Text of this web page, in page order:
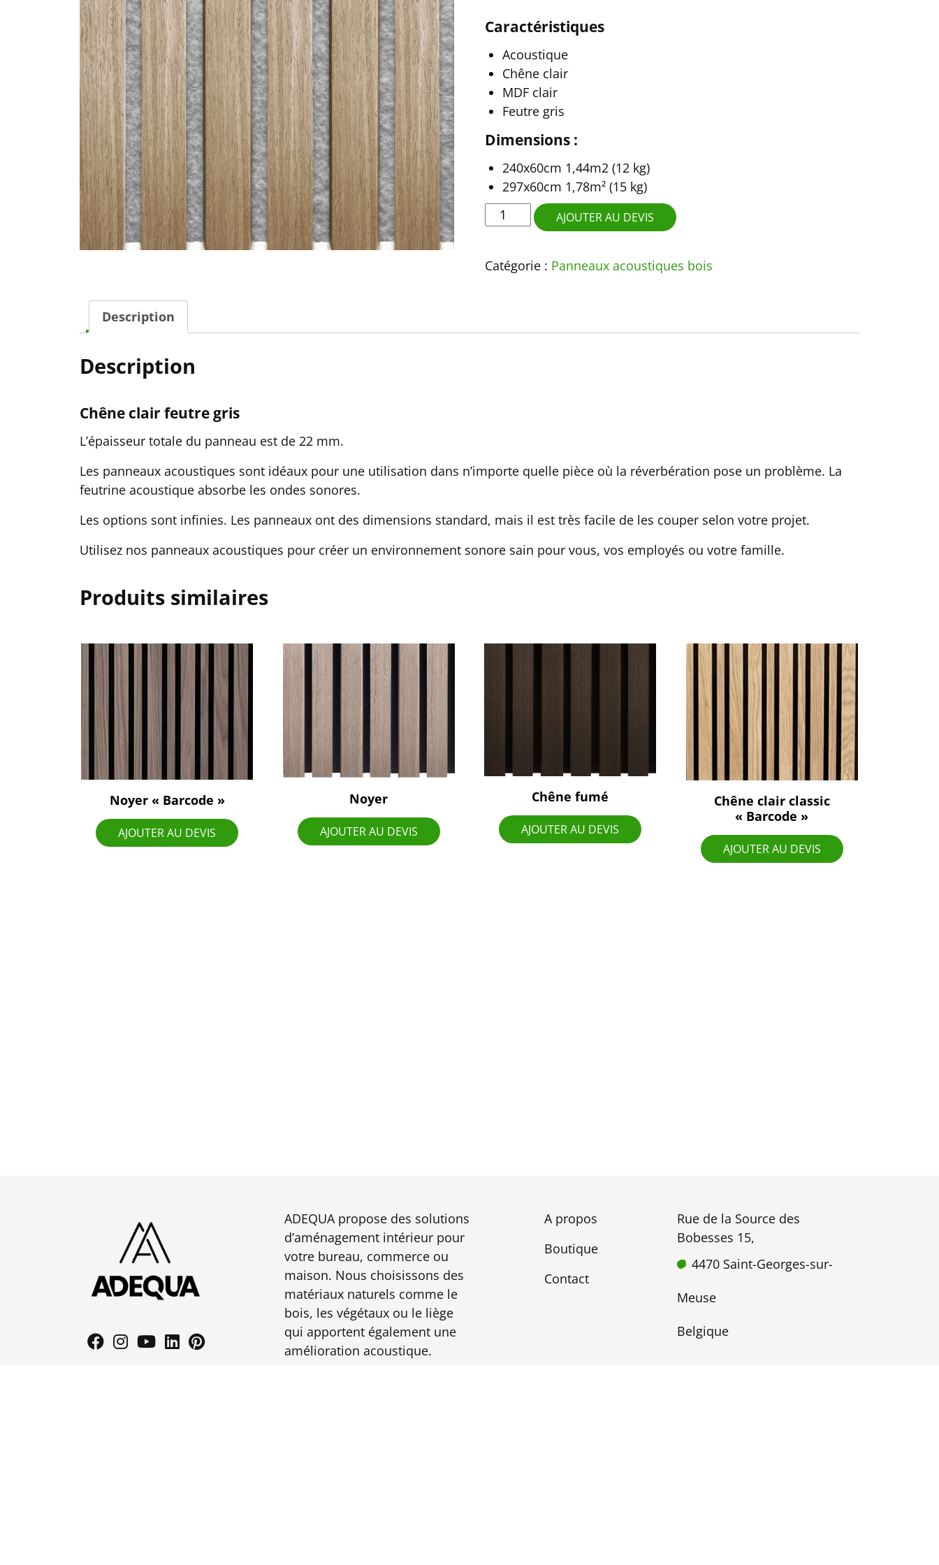
Caractéristiques
Acoustique
Chêne clair
MDF clair
Feutre gris
Dimensions :
240x60cm 1,44m2 (12 kg)
297x60cm 1,78m² (15 kg)
quantité
de
clair
AJOUTER AU DEVIS
Catégorie : Panneaux acoustiques bois
Description
Description
Chêne clair feutre gris
L’épaisseur totale du panneau est de 22 mm.
Les panneaux acoustiques sont idéaux pour une utilisation dans n’importe quelle pièce où la réverbération pose un problème. La
feutrine acoustique absorbe les ondes sonores.
Les options sont infinies. Les panneaux ont des dimensions standard, mais il est très facile de les couper selon votre projet.
Utilisez nos panneaux acoustiques pour créer un environnement sonore sain pour vous, vos employés ou votre famille.
Produits similaires
Noyer « Barcode »
AJOUTER AU DEVIS
Noyer
AJOUTER AU DEVIS
Chêne fumé
AJOUTER AU DEVIS
Chêne clair classic
« Barcode »
AJOUTER AU DEVIS
ADEQUA propose des solutions
d’aménagement intérieur pour
votre bureau, commerce ou
maison. Nous choisissons des
matériaux naturels comme le
bois, les végétaux ou le liège
qui apportent également une
amélioration acoustique.
A propos
Boutique
Contact
Rue de la Source des
Bobesses 15,
4470 Saint-Georges-sur-
Meuse
Belgique